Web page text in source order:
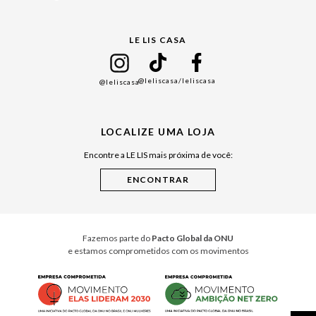
Cuidados Casa
LE LIS CASA
@leliscasa@leliscasa/leliscasa
LOCALIZE UMA LOJA
Encontre a LE LIS mais próxima de você:
Fazemos parte do Pacto Global da ONU
e estamos comprometidos com os movimentos